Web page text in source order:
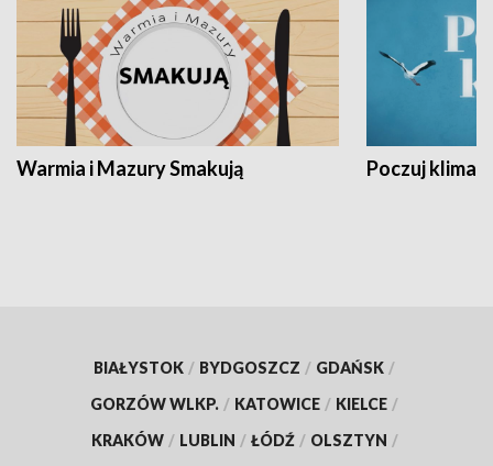
Warmia i Mazury Smakują Poczuj klimat
BIAŁYSTOK / BYDGOSZCZ / GDAŃSK /
GORZÓW WLKP. / KATOWICE / KIELCE /
KRAKÓW / LUBLIN / ŁÓDŹ / OLSZTYN /